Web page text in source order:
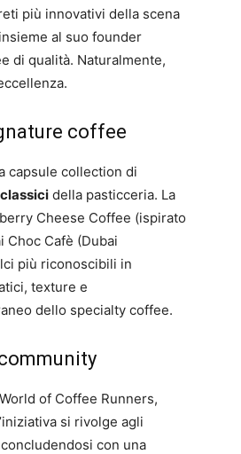
più innovativi della scena
al suo founder
di qualità. Naturalmente,
coffee
capsule collection di
della pasticceria. La
Cheese Coffee (ispirato
Choc Cafè (Dubai
più riconoscibili in
texture e
dello specialty coffee.
of Coffee Runners,
si rivolge agli
con una